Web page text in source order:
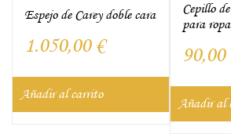
Espejo de Carey doble cara
1.050,00 €
Añadir al carrito
Cepillo
para ropa
90,00
Añadir al